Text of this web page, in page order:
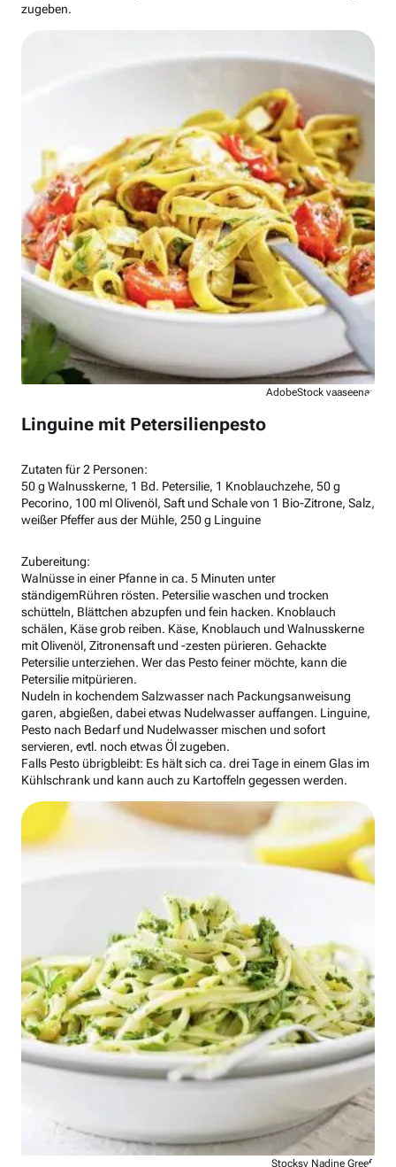
zugeben.
AdobeStock vaaseenaa
Linguine mit Petersilienpesto
Zutaten für 2 Personen:
50 g Walnusskerne, 1 Bd. Petersilie, 1 Knoblauchzehe, 50 g
Pecorino, 100 ml Olivenöl, Saft und Schale von 1 Bio-Zitrone, Salz,
weißer Pfeffer aus der Mühle, 250 g Linguine
Zubereitung:
Walnüsse in einer Pfanne in ca. 5 Minuten unter
ständigemRühren rösten. Petersilie waschen und trocken
schütteln, Blättchen abzupfen und fein hacken. Knoblauch
schälen, Käse grob reiben. Käse, Knoblauch und Walnusskerne
mit Olivenöl, Zitronensaft und -zesten pürieren. Gehackte
Petersilie unterziehen. Wer das Pesto feiner möchte, kann die
Petersilie mitpürieren.
Nudeln in kochendem Salzwasser nach Packungsanweisung
garen, abgießen, dabei etwas Nudelwasser auffangen. Linguine,
Pesto nach Bedarf und Nudelwasser mischen und sofort
servieren, evtl. noch etwas Öl zugeben.
Falls Pesto übrigbleibt: Es hält sich ca. drei Tage in einem Glas im
Kühlschrank und kann auch zu Kartoffeln gegessen werden.
Stocksy Nadine Greeff